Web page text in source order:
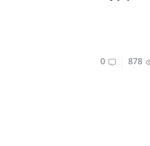
878
0